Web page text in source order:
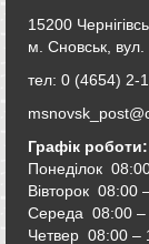
15200
м. Сновськ, вул.
тел: 0 (4654) 2-
Графік роботи:
Понеділок
Вівторок 08:00
Середа 08:00
Четвер 08:00 –